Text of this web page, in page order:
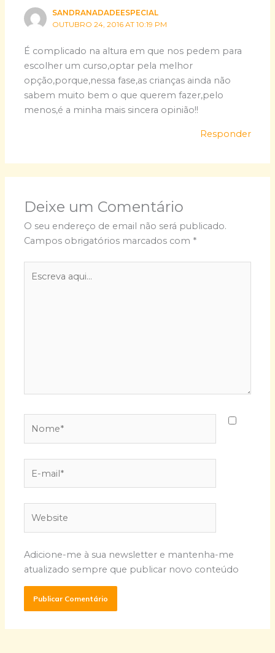
SANDRANADADEESPECIAL
OUTUBRO 24, 2016 AT 10:19 PM
É complicado na altura em que nos pedem para
escolher um curso,optar pela melhor
opção,porque,nessa fase,as crianças ainda não
sabem muito bem o que querem fazer,pelo
menos,é a minha mais sincera opinião!!
Responder
Deixe um Comentário
O seu endereço de email não será publicado.
Campos obrigatórios marcados com *
mail*
Adicione-me à sua newsletter e mantenha-me
atualizado sempre que publicar novo conteúdo